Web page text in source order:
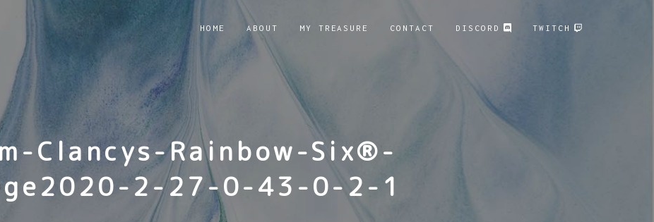
HOME ABOUT MY TREASURE CONTACT DISCORD TWITCH
Clancys-Rainbow-Six®-
2-27-0-43-0-2-1